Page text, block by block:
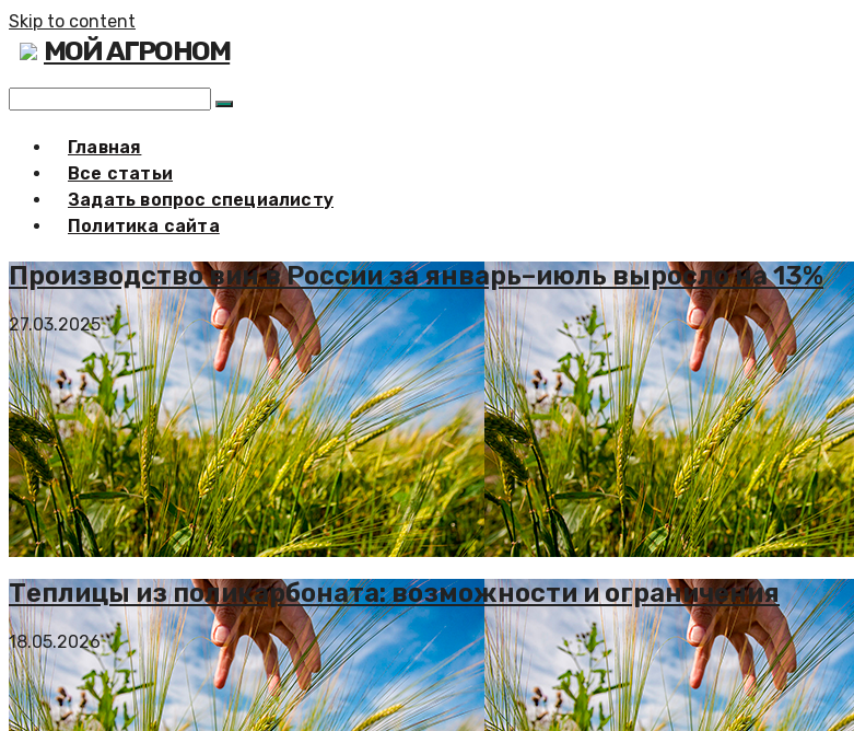
Skip to content
МОЙ АГРОНОМ
Главная
Все статьи
Задать вопрос специалисту
Политика сайта
Производство вин в России за январь–июль выросло на 13%
27.03.2025
Теплицы из поликарбоната: возможности и ограничения
18.05.2026